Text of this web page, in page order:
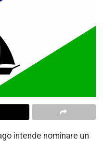
intende nominare un